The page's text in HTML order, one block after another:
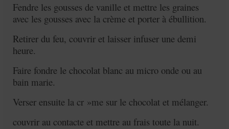
Fendre les gousses de vanille et mettre les graines
avec les gousses avec la crème et porter à ébullition.
Retirer du feu, couvrir et laisser infuser une demi
heure.
Faire fondre le chocolat blanc au micro onde ou au
bain marie.
Verser ensuite la cr »me sur le chocolat et mélanger.
couvrir au contacte et mettre au frais toute la nuit.